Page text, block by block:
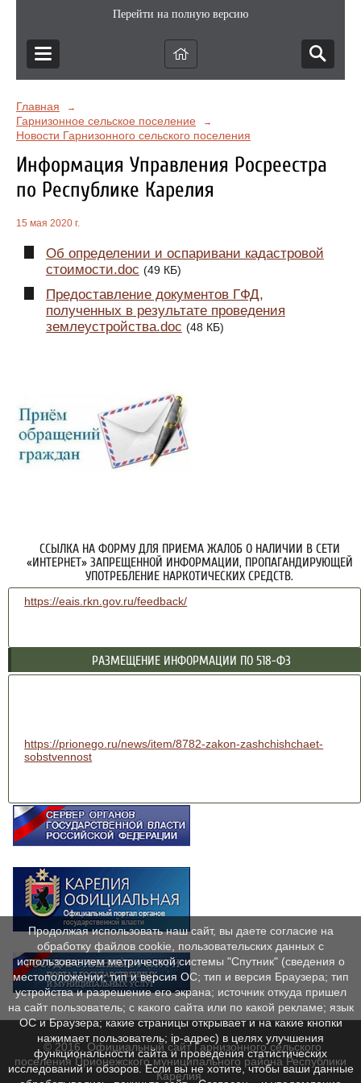
Перейти на полную версию
Главная →
Гарнизонное сельское поселение →
Новости Гарнизонного сельского поселения
Информация Управления Росреестра
по Республике Карелия
15 мая 2020 г.
Об определении и оспаривани кадастровой
стоимости.doc (49 КБ)
Предоставление документов ГФД,
полученных в результате проведения
землеустройства.doc (48 КБ)
ССЫЛКА НА ФОРМУ ДЛЯ ПРИЕМА ЖАЛОБ О НАЛИЧИИ В СЕТИ
«ИНТЕРНЕТ» ЗАПРЕЩЕННОЙ ИНФОРМАЦИИ, ПРОПАГАНДИРУЮЩЕЙ
УПОТРЕБЛЕНИЕ НАРКОТИЧЕСКИХ СРЕДСТВ.
https://eais.rkn.gov.ru/feedback/
РАЗМЕЩЕНИЕ ИНФОРМАЦИИ ПО 518-ФЗ
https://prionego.ru/news/item/8782-zakon-zashchishchaet-
sobstvennost
© 2016. Официальный сайт Гарнизонного сельского
поселения Прионежского муниципального района Республики
Карелия.
Продолжая использовать наш сайт, вы даете согласие на
обработку файлов cookie, пользовательских данных с
использованием метрической системы "Спутник" (сведения о
местоположении; тип и версия ОС; тип и версия Браузера; тип
устройства и разрешение его экрана; источник откуда пришел
на сайт пользователь; с какого сайта или по какой рекламе; язык
ОС и Браузера; какие страницы открывает и на какие кнопки
нажимает пользователь; ip-адрес) в целях улучшения
функциональности сайта и проведения статистических
исследований и обзоров. Если вы не хотите, чтобы ваши данные